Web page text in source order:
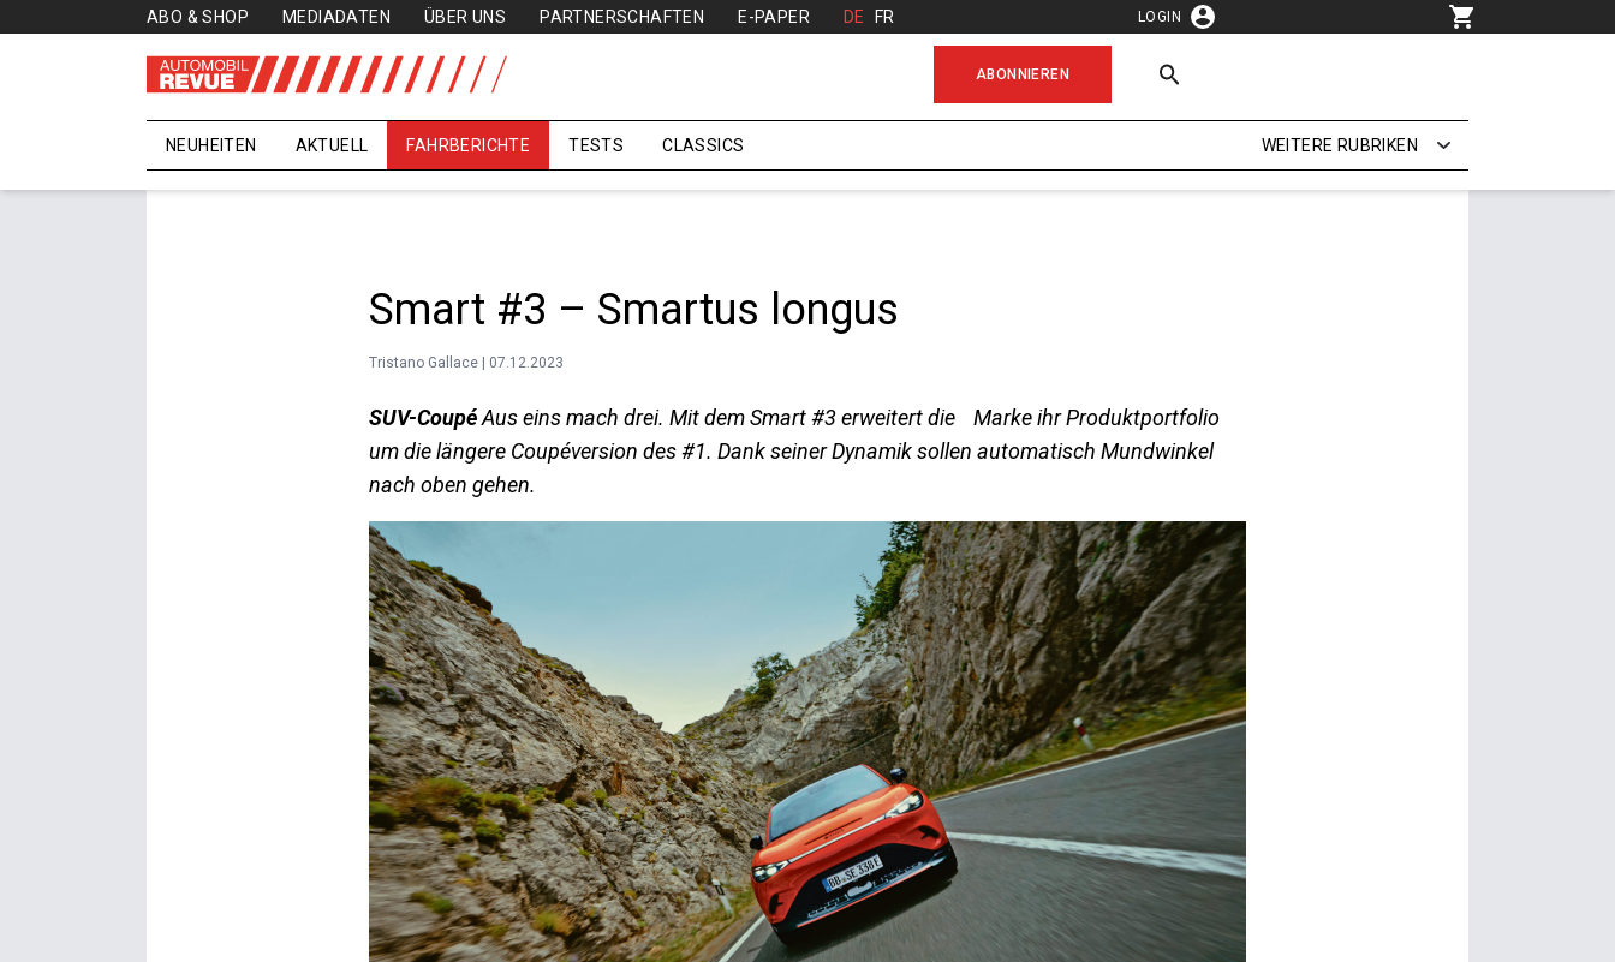
ABO & SHOP MEDIADATEN ÜBER UNS PARTNERSCHAFTEN E-PAPER DE FR LOGIN
ABONNIEREN
NEUHEITEN AKTUELL FAHRBERICHTE TESTS CLASSICS WEITERE RUBRIKEN
Smart #3 – Smartus longus
Tristano Gallace | 07.12.2023
SUV-CoupéAus eins mach drei. Mit dem Smart #3 erweitert die Marke ihr Produktportfolio
um die längere Coupéversion des #1. Dank seiner Dynamik sollen automatisch Mundwinkel
nach oben gehen.